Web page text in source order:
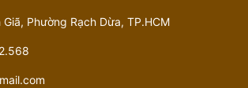
Phường Rạch Dừa, TP.HCM